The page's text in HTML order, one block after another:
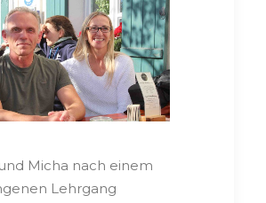
Micha nach einem
Lehrgang